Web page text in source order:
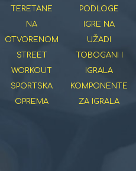
TERETANE
NA
OTVORENOM
STREET
WORKOUT
SPORTSKA
OPREMA
PODLOGE
IGRE NA
UŽADI
TOBOGANI I
IGRALA
KOMPONENTE
ZA IGRALA